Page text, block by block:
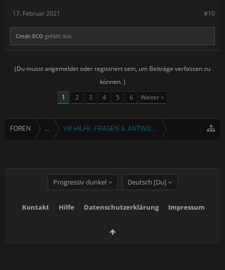
#10
17. Februar 2021
Cmdr.ECO gefällt das.
(Du musst angemeldet oder registriert sein, um Beiträge verfassen zu
können. )
1
2 3 4 5 6 Weiter >
FOREN ... VR HILFE: FRAGEN & ANTWORTEN
Progressiv dunkel Deutsch [Du]
Kontakt Hilfe Datenschutzerklärung Impressum